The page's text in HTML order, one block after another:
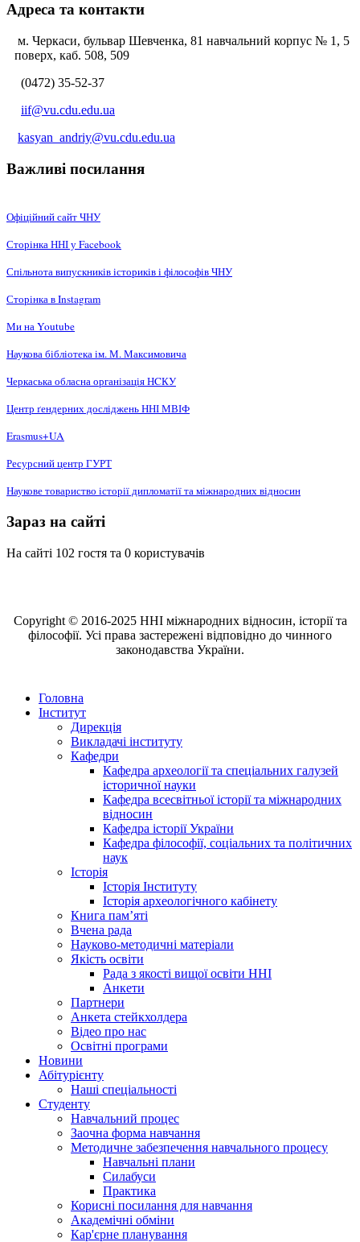
Адреса та контакти
м. Черкаси, бульвар Шевченка, 81 навчальний корпус № 1, 5
поверх, каб. 508, 509
(0472) 35-52-37
iif@vu.cdu.edu.ua
kasyan_andriy@vu.cdu.edu.ua
Важливі посилання
Офіційний сайт ЧНУ
Сторінка ННІ у Facebook
Спільнота випускників істориків і філософів ЧНУ
Сторінка в Instagram
Ми на Youtube
Наукова бібліотека ім. М. Максимовича
Черкаська обласна організація НCКУ
Центр ґендерних досліджень ННІ МВІФ
Erasmus+UA
Ресурсний центр ГУРТ
Наукове товариство історії дипломатії та міжнародних відносин
Зараз на сайті
На сайті 102 гостя та 0 користувачів
Copyright © 2016-2025 ННІ міжнародних відносин, історії та
філософії. Усі права застережені відповідно до чинного
законодавства України.
Головна
Інститут
Дирекція
Викладачі інституту
Кафедри
Кафедра археології та спеціальних галузей
історичної науки
Кафедра всесвітньої історії та міжнародних
відносин
Кафедра історії України
Кафедра філософії, соціальних та політичних
наук
Історія
Історія Інституту
Історія археологічного кабінету
Книга памʼяті
Вчена рада
Науково-методичні матеріали
Якість освіти
Рада з якості вищої освіти ННІ
Анкети
Партнери
Анкета стейкхолдера
Відео про нас
Освітні програми
Hовини
Абітурієнту
Наші спеціальності
Студенту
Навчальний процес
Заочна форма навчання
Методичне забезпечення навчального процесу
Навчальні плани
Силабуси
Практика
Корисні посилання для навчання
Академічні обміни
Кар'єрне планування